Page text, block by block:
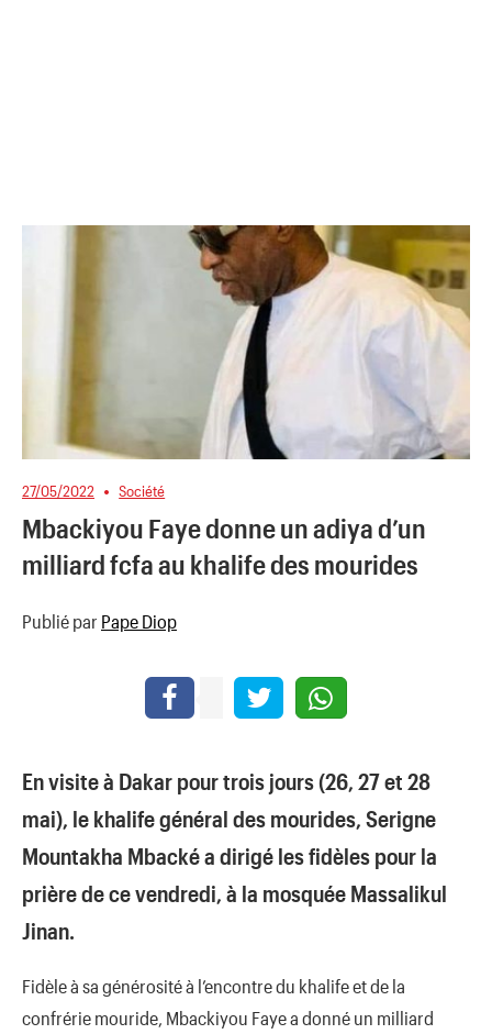
27/05/2022 Société
Mbackiyou Faye donne un adiya d’un
milliard fcfa au khalife des mourides
Publié par Pape Diop
En visite à Dakar pour trois jours (26, 27 et 28
mai), le khalife général des mourides, Serigne
Mountakha Mbacké a dirigé les fidèles pour la
prière de ce vendredi, à la mosquée Massalikul
Jinan.
Fidèle à sa générosité à l’encontre du khalife et de la
confrérie mouride, Mbackiyou Faye a donné un milliard